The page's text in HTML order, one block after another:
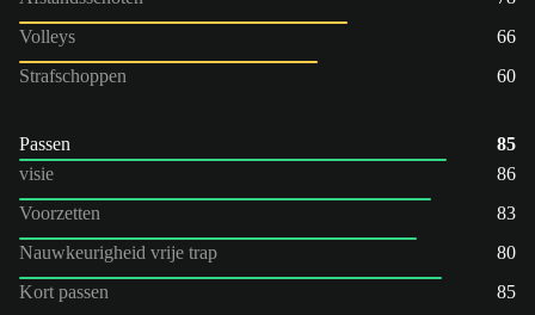
Volleys
66
Strafschoppen
60
Passen
85
visie
86
Voorzetten
83
Nauwkeurigheid vrije trap
80
Kort passen
85